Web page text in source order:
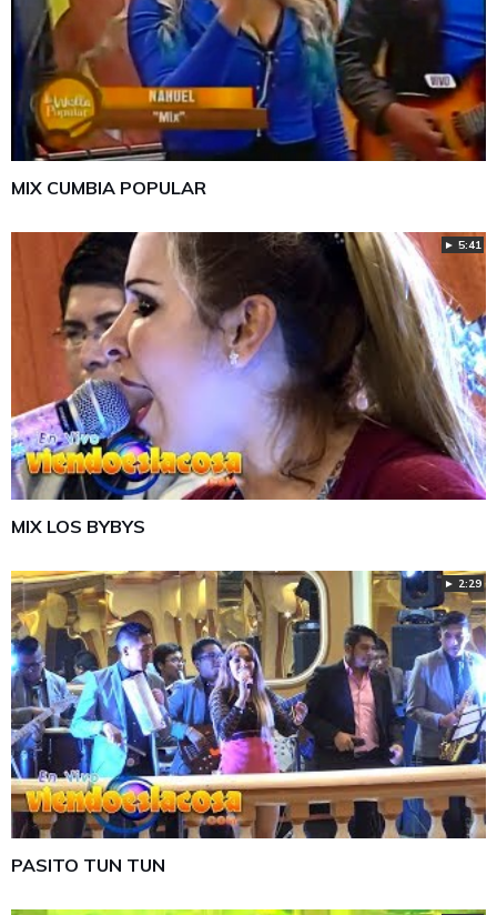
MIX CUMBIA POPULAR
► 5:41
MIX LOS BYBYS
► 2:29
PASITO TUN TUN